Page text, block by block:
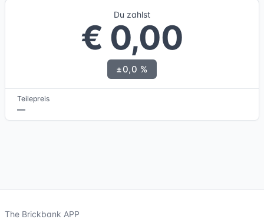
Du zahlst
€ 0,00
±0,0 %
Teilepreis
—
The Brickbank APP